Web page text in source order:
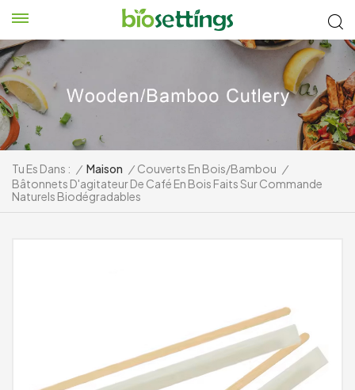
Tu Es Dans : / Maison / Couverts En Bois/bambou /
Bâtonnets D'agitateur De Café En Bois Faits Sur Commande
Naturels Biodégradables